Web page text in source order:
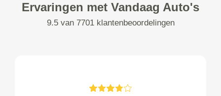
Ervaringen met Vandaag Auto's
9.5 van 7701 klantenbeoordelingen